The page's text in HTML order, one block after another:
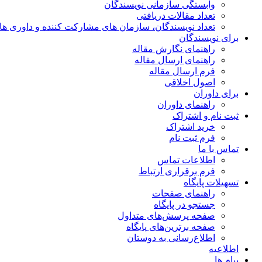
وابستگی سازمانی نویسندگان
تعداد مقالات دریافتی
تعداد نویسندگان، سازمان های مشارکت کننده و داوری های
برای نویسندگان
راهنمای نگارش مقاله
راهنمای ارسال مقاله
فرم ارسال مقاله
اصول اخلاقی
برای داوران
راهنمای داوران
ثبت نام و اشتراک
خرید اشتراک
فرم ثبت نام
تماس با ما
اطلاعات تماس
فرم برقراری ارتباط
تسهیلات پایگاه
راهنمای صفحات
جستجو در پایگاه
صفحه پرسش‌های متداول
صفحه برترین‌های پایگاه
اطلاع‌رسانی به دوستان
اطلاعیه
پیام ها